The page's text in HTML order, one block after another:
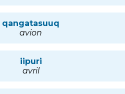
qangatasuuq
avion
iipuri
avril